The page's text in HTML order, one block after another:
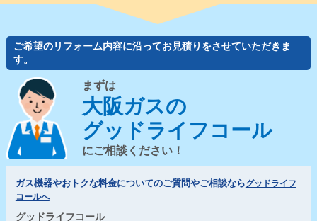
ご希望のリフォーム内容に沿ってお見積りをさせていただきま
す。
まずは
大阪ガスの
グッドライフコール
にご相談ください！
ガス機器やおトクな料金についてのご質問やご相談ならグッドライフ
コールへ
グッドライフコール